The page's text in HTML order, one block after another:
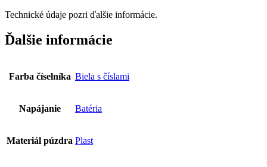
Technické údaje pozri ďalšie informácie.
Ďalšie informácie
Farba číselníka Biela s číslami
Napájanie Batéria
Materiál púzdra Plast